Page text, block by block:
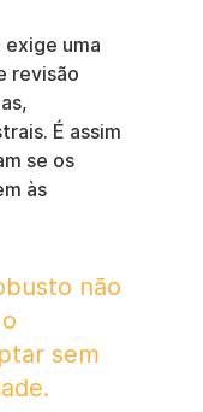
uma
revisão
É assim
se os
às
não
sem